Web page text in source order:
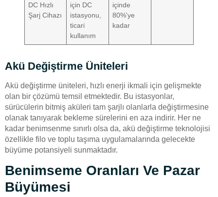
DC Hızlı
Şarj Cihazı
için DC
istasyonu,
ticari
kullanım
içinde
80%'ye
kadar
Akü Değiştirme Üniteleri
Akü değiştirme üniteleri, hızlı enerji ikmali için gelişmekte
olan bir çözümü temsil etmektedir. Bu istasyonlar,
sürücülerin bitmiş aküleri tam şarjlı olanlarla değiştirmesine
olanak tanıyarak bekleme sürelerini en aza indirir. Her ne
kadar benimsenme sınırlı olsa da, akü değiştirme teknolojisi
özellikle filo ve toplu taşıma uygulamalarında gelecekte
büyüme potansiyeli sunmaktadır.
Benimseme Oranları Ve Pazar
Büyümesi